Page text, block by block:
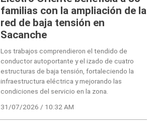
familias con la ampliación de la
red de baja tensión en
Sacanche
Los trabajos comprendieron el tendido de
conductor autoportante y el izado de cuatro
estructuras de baja tensión, fortaleciendo la
infraestructura eléctrica y mejorando las
condiciones del servicio en la zona.
31/07/2026 / 10:32 AM